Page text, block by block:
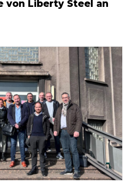
von Liberty Steel an